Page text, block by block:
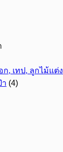
, เทป, ลูกไม้แต่ง
(4)